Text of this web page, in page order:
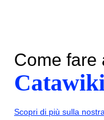
Come fare
Scopri di più sulla